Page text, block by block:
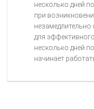
несколько дней
при
незамедлительно
для
несколько дней
начинает